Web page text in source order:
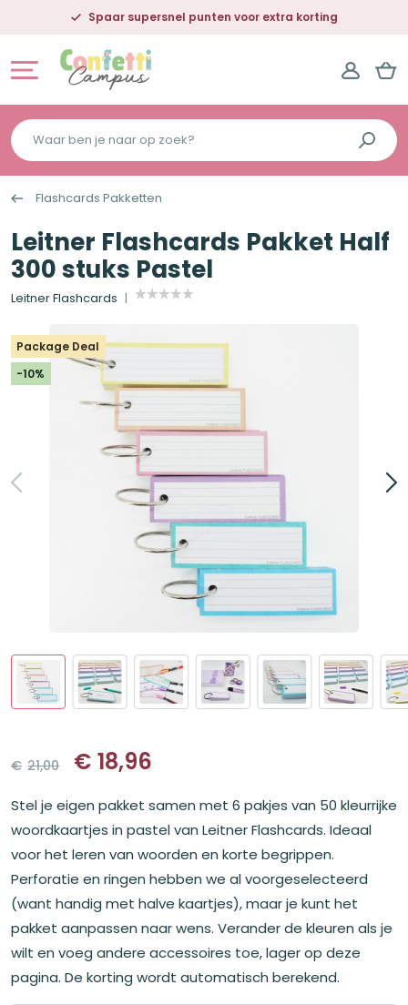
Spaar supersnel punten voor extra korting
Waar
ben
je
naar
op
zoek?
Flashcards Pakketten
Leitner Flashcards Pakket Half
300 stuks Pastel
Leitner Flashcards
Package Deal
-10%
€ 21,00
Oorspronkelijke
prijs
was:
€21,00.
€ 18,96
Huidige
prijs
is:
€18,96.
Stel je eigen pakket samen met 6 pakjes van 50 kleurrijke
woordkaartjes in pastel van Leitner Flashcards. Ideaal
voor het leren van woorden en korte begrippen.
Perforatie en ringen hebben we al voorgeselecteerd
(want handig met halve kaartjes), maar je kunt het
pakket aanpassen naar wens. Verander de kleuren als je
wilt en voeg andere accessoires toe, lager op deze
pagina. De korting wordt automatisch berekend.